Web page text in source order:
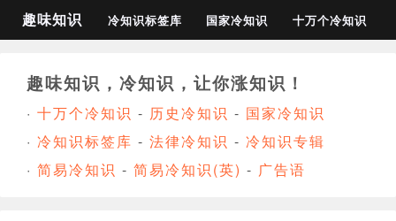
趣味知识 冷知识标签库 国家冷知识 十万个冷知识
趣味知识，冷知识，让你涨知识！
· 十万个冷知识 - 历史冷知识 - 国家冷知识
· 冷知识标签库 - 法律冷知识 - 冷知识专辑
· 简易冷知识 - 简易冷知识(英) - 广告语